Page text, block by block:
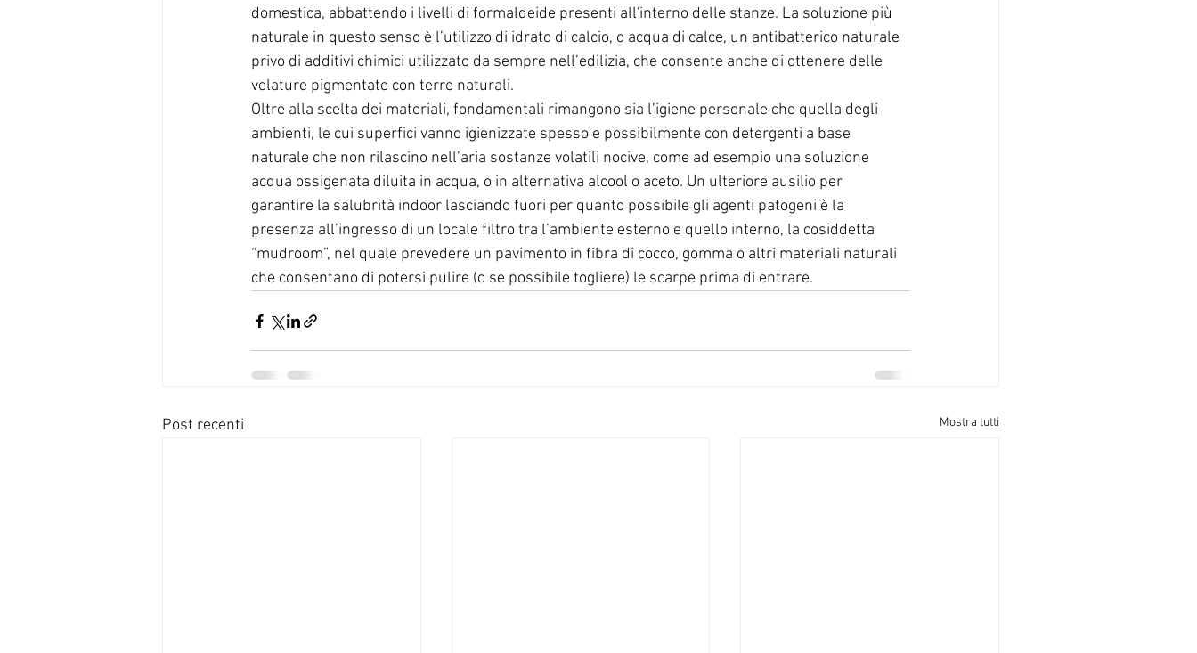
domestica, abbattendo i livelli di formaldeide presenti all'interno delle stanze. La soluzione più
naturale in questo senso è l’utilizzo di idrato di calcio, o acqua di calce, un antibatterico naturale
privo di additivi chimici utilizzato da sempre nell’edilizia, che consente anche di ottenere delle
velature pigmentate con terre naturali.
Oltre alla scelta dei materiali, fondamentali rimangono sia l’igiene personale che quella degli
ambienti, le cui superfici vanno igienizzate spesso e possibilmente con detergenti a base
naturale che non rilascino nell’aria sostanze volatili nocive, come ad esempio una soluzione
acqua ossigenata diluita in acqua, o in alternativa alcool o aceto. Un ulteriore ausilio per
garantire la salubrità indoor lasciando fuori per quanto possibile gli agenti patogeni è la
presenza all’ingresso di un locale filtro tra l’ambiente esterno e quello interno, la cosiddetta
“mudroom”, nel quale prevedere un pavimento in fibra di cocco, gomma o altri materiali naturali
che consentano di potersi pulire (o se possibile togliere) le scarpe prima di entrare.
Post recenti Mostra tutti